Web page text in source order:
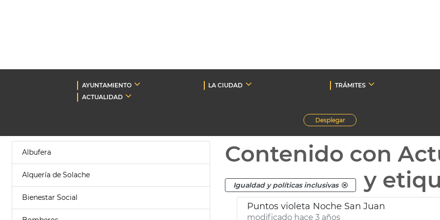
AYUNTAMIENTO LA CIUDAD
TRÁMITES
ACTUALIDAD
Desplegar
Albufera
Alquería de Solache
Bienestar Social
Contenido con
Igualdad y políticas inclusivas y
Puntos violeta Noche San Juan
modificado hace 3 años